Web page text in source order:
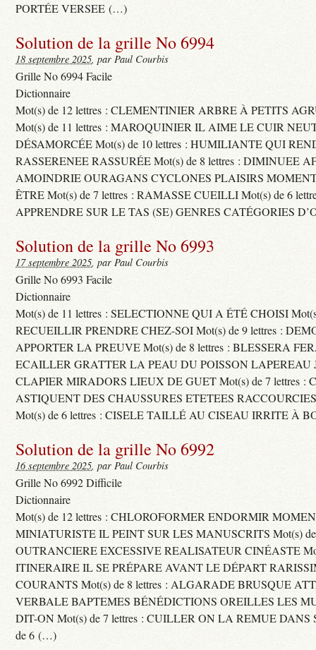
PORTÉE VERSEE (…)
Solution de la grille No 6994
18 septembre 2025, par Paul Courbis
Grille No 6994 Facile
Dictionnaire
Mot(s) de 12 lettres : CLEMENTINIER ARBRE À PETITS
Mot(s) de 11 lettres : MAROQUINIER IL AIME LE CUIR
DÉSAMORCÉE Mot(s) de 10 lettres : HUMILIANTE QUI
RASSERENEE RASSURÉE Mot(s) de 8 lettres : DIMINUEE
AMOINDRIE OURAGANS CYCLONES PLAISIRS
ÊTRE Mot(s) de 7 lettres : RAMASSE CUEILLI Mot(s) de 6
APPRENDRE SUR LE TAS (SE) GENRES CATÉGORIES
Solution de la grille No 6993
17 septembre 2025, par Paul Courbis
Grille No 6993 Facile
Dictionnaire
Mot(s) de 11 lettres : SELECTIONNE QUI A ÉTÉ CHOISI
RECUEILLIR PRENDRE CHEZ-SOI Mot(s) de 9 lettres :
APPORTER LA PREUVE Mot(s) de 8 lettres : BLESSERA
ECAILLER GRATTER LA PEAU DU POISSON LAPEREAU
CLAPIER MIRADORS LIEUX DE GUET Mot(s) de 7 lettres :
ASTIQUENT DES CHAUSSURES ETETEES
Mot(s) de 6 lettres : CISELE TAILLÉ AU CISEAU IRRITE À
Solution de la grille No 6992
16 septembre 2025, par Paul Courbis
Grille No 6992 Difficile
Dictionnaire
Mot(s) de 12 lettres : CHLOROFORMER ENDORMIR
MINIATURISTE IL PEINT SUR LES MANUSCRITS Mot(s) de
OUTRANCIERE EXCESSIVE REALISATEUR CINÉASTE
ITINERAIRE IL SE PRÉPARE AVANT LE DÉPART
COURANTS Mot(s) de 8 lettres : ALGARADE BRUSQUE
VERBALE BAPTEMES BÉNÉDICTIONS OREILLES LES
DIT-ON Mot(s) de 7 lettres : CUILLER ON LA REMUE DANS
de 6 (…)